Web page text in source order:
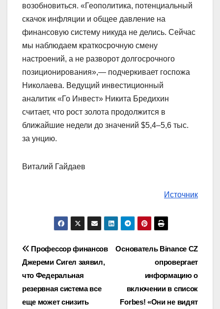
возобновиться. «Геополитика, потенциальный
скачок инфляции и общее давление на
финансовую систему никуда не делись. Сейчас
мы наблюдаем краткосрочную смену
настроений, а не разворот долгосрочного
позиционирования»,— подчеркивает госпожа
Николаева. Ведущий инвестиционный
аналитик «Го Инвест» Никита Бредихин
считает, что рост золота продолжится в
ближайшие недели до значений $5,4–5,6 тыс.
за унцию.
Виталий Гайдаев
Источник
Навигация
по
записям
Основатель Binance CZ
опровергает
информацию о
включении в список
Forbes! «Они не видят
Профессор финансов
Джереми Сигел заявил,
что Федеральная
резервная система все
еще может снизить